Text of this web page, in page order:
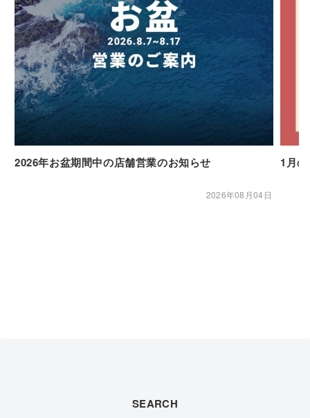
2026年お盆期間中の店舗営業のお知らせ
2026年08月04日
1月
SEARCH